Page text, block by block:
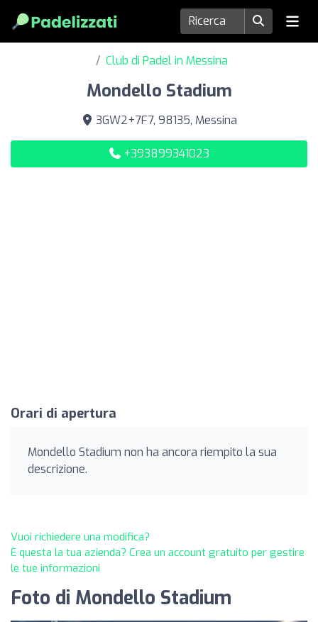
Club di Padel in Messina
Mondello Stadium
3GW2+7F7, 98135, Messina
+393899341023
Orari di apertura
Mondello Stadium non ha ancora riempito la sua
descrizione.
Vuoi richiedere una modifica?
È questa la tua azienda? Crea un account gratuito per gestire
le tue informazioni
Foto di Mondello Stadium